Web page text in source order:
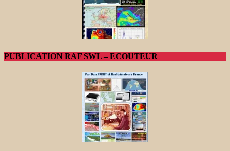
PUBLICATION RAF SWL – ECOUTEUR